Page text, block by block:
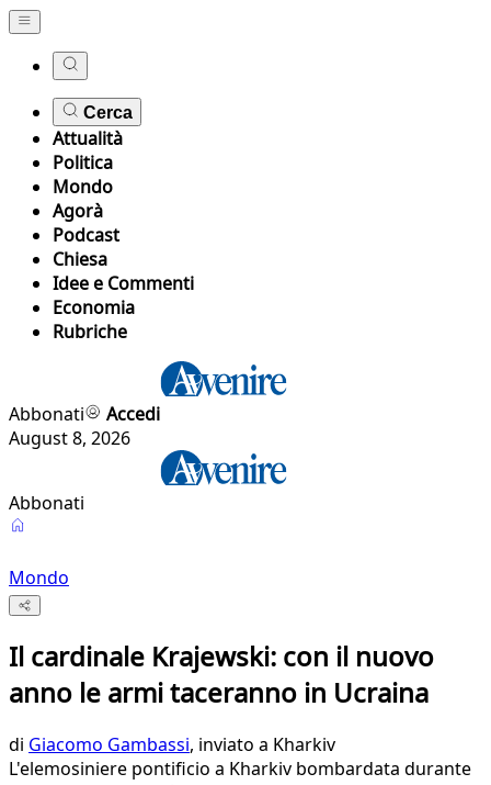
Cerca
Attualità
Politica
Mondo
Agorà
Podcast
Chiesa
Idee e Commenti
Economia
Rubriche
Abbonati
Accedi
August 8, 2026
Abbonati
Mondo
Il cardinale Krajewski: con il nuovo
anno le armi taceranno in Ucraina
di Giacomo Gambassi, inviato a Kharkiv
L'elemosiniere pontificio a Kharkiv bombardata durante